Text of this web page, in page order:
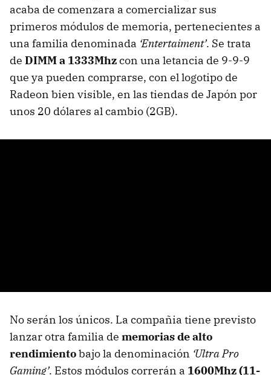
acaba de comenzara a comercializar sus
primeros módulos de memoria, pertenecientes a
una familia denominada ‘Entertaiment’. Se trata
de DIMMa 1333Mhzcon una letancia de 9-9-9
que ya pueden comprarse, con el logotipo de
Radeon bien visible, en las tiendas de Japón por
unos 20 dólares al cambio (2GB).
No serán los únicos. La compañia tiene previsto
lanzar otra familia de memorias de alto
rendimientobajo la denominación ‘Ultra Pro
Gaming’. Estos módulos correrán a 1600Mhz (11-